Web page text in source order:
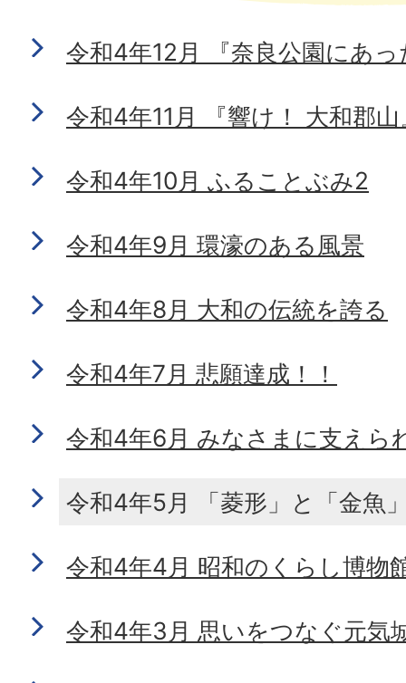
令和4年12月 『奈良公園にあ
令和4年11月 『響け！ 大和郡山
令和4年10月 ふることぶみ2
令和4年9月 環濠のある風景
令和4年8月 大和の伝統を誇る
令和4年7月 悲願達成！！
令和4年6月 みなさまに支えら
令和4年5月 「菱形」と「金魚
令和4年4月 昭和のくらし博物
令和4年3月 思いをつなぐ元気